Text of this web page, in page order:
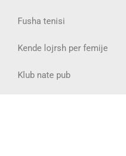
Fusha tenisi
Kende lojrsh per femije
Klub nate pub